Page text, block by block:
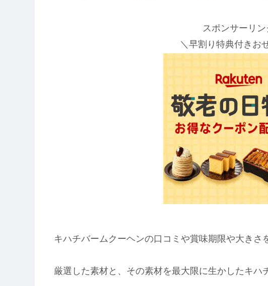
スポンサーリン
＼早割り特典付きお
キハチバームクーヘンの口コミや賞味期限や大きさ
厳選した素材と、その素材を最大限に生かしたキハ